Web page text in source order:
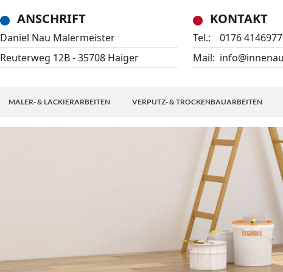
ANSCHRIFT
Daniel Nau Malermeister
Reuterweg 12B - 35708 Haiger
KONTAKT
Tel.:
0176
Mail:
MALER- & LACKIERARBEITEN VERPUTZ- & TROCKENBAUARBEITEN